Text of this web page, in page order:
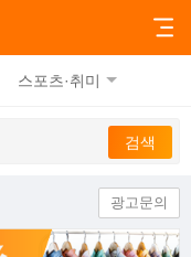
스포츠·취미
광고문의